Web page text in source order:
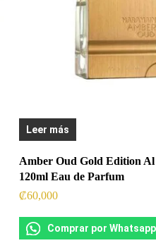
Leer más
Amber Oud Gold Edition
120ml Eau de Parfum
₡60,000
Comprar por Whatsapp